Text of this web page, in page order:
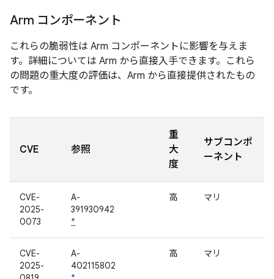
Arm コンポーネント
これらの脆弱性は Arm コンポーネントに影響を与えま
す。詳細については Arm から直接入手できます。これら
の問題の重大度の評価は、Arm から直接提供されたもの
です。
CVE 参照
重
大
度
サブコンポ
ーネント
CVE-
2025-
0073
A-
391930942
*
高 マリ
CVE-
2025-
A-
402115802
高 マリ